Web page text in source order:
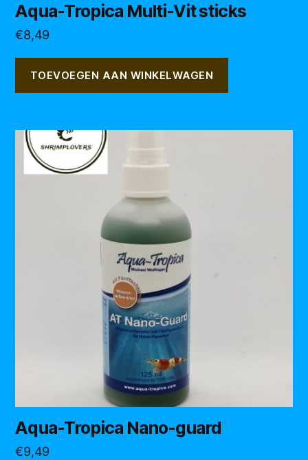
Aqua-Tropica Multi-Vit sticks
€8,49
TOEVOEGEN AAN WINKELWAGEN
Aqua-Tropica Nano-guard
€9,49